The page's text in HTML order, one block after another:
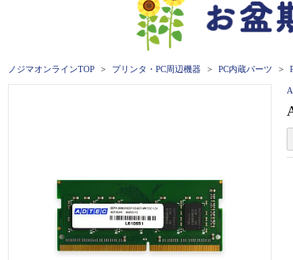
ノジマオンラインTOP プリンタ・PC周辺機器 PC内蔵パーツ